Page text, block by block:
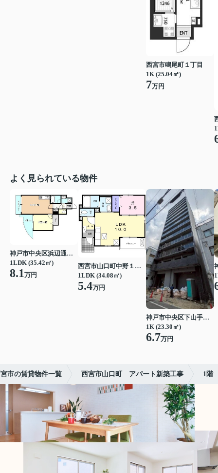
西宮市鳴尾町１丁目
1K (25.04㎡)
7万円
よく見られている物件
神戸市中央区浜辺通３丁目
1LDK (35.42㎡)
8.1万円
西宮市山口町中野１丁目
1LDK (34.08㎡)
5.4万円
神戸市中央区下山手通７丁目
1K (23.30㎡)
6.7万円
市の賃貸物件一覧 西宮市山口町 アパート新築工事 1階